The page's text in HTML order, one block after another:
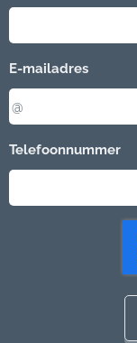
E-mailadres
Telefoonnummer